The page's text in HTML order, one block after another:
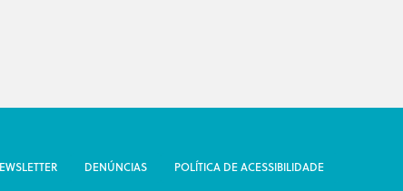
DENÚNCIAS POLÍTICA DE ACESSIBILIDADE